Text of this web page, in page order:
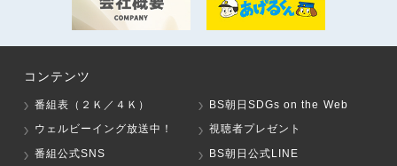
コンテンツ
番組表（２Ｋ／４Ｋ）
BS朝日SDGs on the Web
ウェルビーイング放送中！
視聴者プレゼント
番組公式SNS
BS朝日公式LINE